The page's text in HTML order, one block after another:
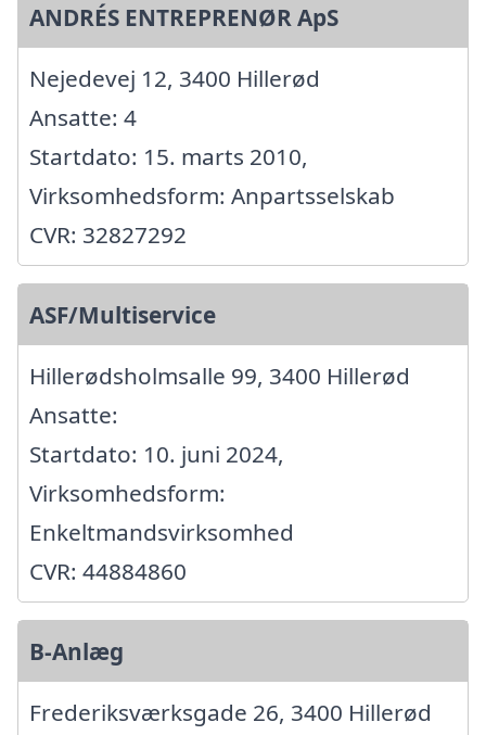
ANDRÉS ENTREPRENØR ApS
Nejedevej 12, 3400 Hillerød
Ansatte: 4
Startdato: 15. marts 2010,
Virksomhedsform: Anpartsselskab
CVR: 32827292
ASF/Multiservice
Hillerødsholmsalle 99, 3400 Hillerød
Ansatte:
Startdato: 10. juni 2024,
Virksomhedsform:
Enkeltmandsvirksomhed
CVR: 44884860
B-Anlæg
Frederiksværksgade 26, 3400 Hillerød